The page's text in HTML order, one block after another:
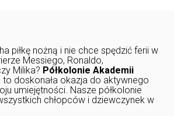
piłkę nożną i nie chce spędzić ferii w
Messiego, Ronaldo,
Milika? Półkolonie Akademii
to doskonała okazja do aktywnego
umiejętności. Nasze półkolonie
chłopców i dziewczynek w